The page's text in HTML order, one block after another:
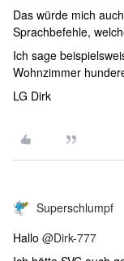
Das würde mich
Sprachbefehle,
Ich sage
Wohnzimmer
LG Dirk
Superschlumpf
Hallo ​ @Dirk-777